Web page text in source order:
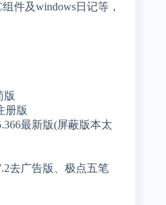
件及windows日记等，
版
册版
最新版(屏蔽版本太
去广告版、极点五笔